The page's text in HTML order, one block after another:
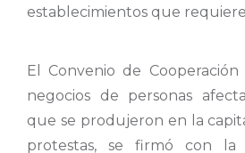
establecimientos que
El Convenio de
negocios de personas
que se produjeron en la
protestas, se firmó con la